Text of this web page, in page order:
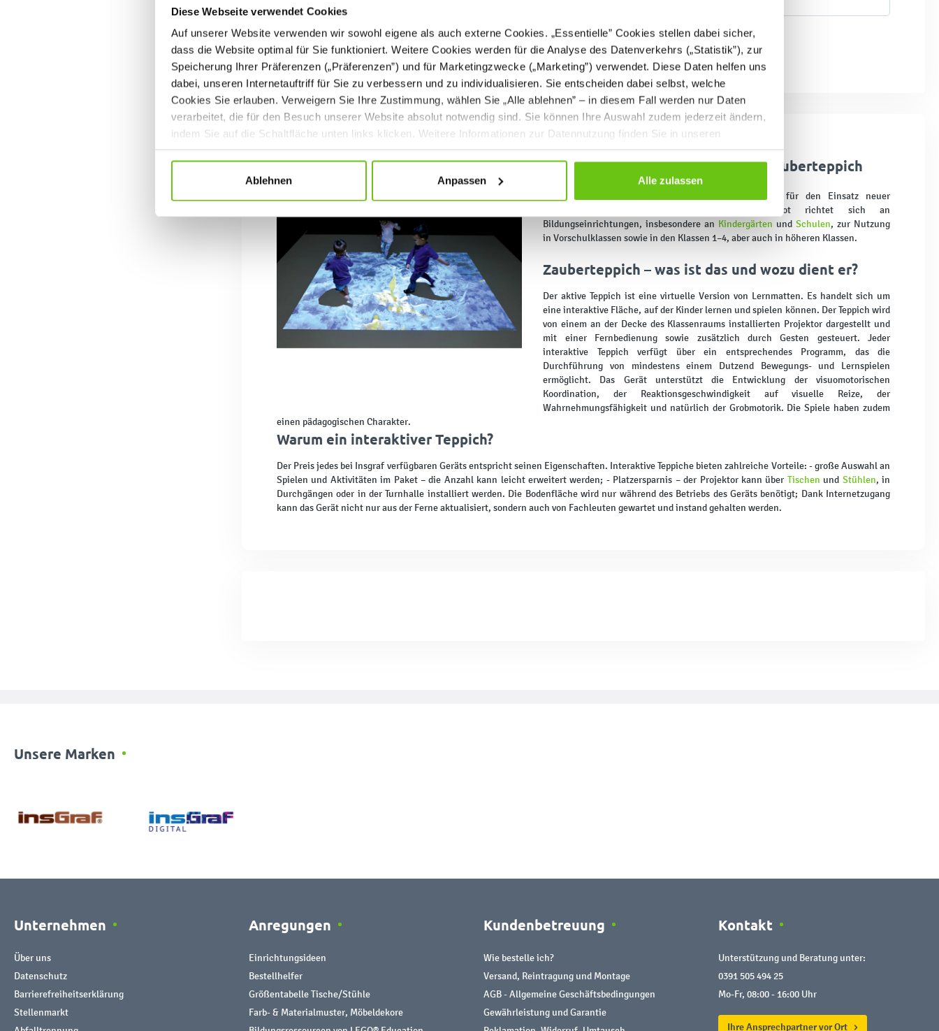
Diese Webseite verwendet Cookies
Auf unserer Website verwenden wir sowohl eigene als auch externe Cookies. „Essentielle” Cookies stellen dabei sicher,
dass die Website optimal für Sie funktioniert. Weitere Cookies werden für die Analyse des Datenverkehrs („Statistik”), zur
Speicherung Ihrer Präferenzen („Präferenzen”) und für Marketingzwecke („Marketing”) verwendet. Diese Daten helfen uns
dabei, unseren Internetauftriff für Sie zu verbessern und zu individualisieren. Sie entscheiden dabei selbst, welche
Cookies Sie erlauben. Verweigern Sie Ihre Zustimmung, wählen Sie „Alle ablehnen” – in diesem Fall werden nur Daten
verarbeitet, die für den Besuch unserer Website absolut notwendig sind. Sie können Ihre Auswahl zudem jederzeit ändern,
indem Sie auf die Schaltfläche unten links klicken. Weitere Informationen zur Datennutzung finden Sie in unseren
Datenschutzrichtlinien.
Ablehnen Anpassen Alle zulassen
Interaktiver Teppich für Kinder – Zauberteppich
Der interaktive Teppich für Kinder ist ein Beispiel für den Einsatz neuer
Technologien zu Bildungszwecken. Das Angebot richtet sich an
Bildungseinrichtungen, insbesondere an Kindergärten undSchulen, zur Nutzung
in Vorschulklassen sowie in den Klassen 1–4, aber auch in höheren Klassen.
Zauberteppich – was ist das und wozu dient er?
Der aktive Teppich ist eine virtuelle Version von Lernmatten. Es handelt sich um
eine interaktive Fläche, auf der Kinder lernen und spielen können. Der Teppich wird
von einem an der Decke des Klassenraums installierten Projektor dargestellt und
mit einer Fernbedienung sowie zusätzlich durch Gesten gesteuert. Jeder
interaktive Teppich verfügt über ein entsprechendes Programm, das die
Durchführung von mindestens einem Dutzend Bewegungs- und Lernspielen
ermöglicht. Das Gerät unterstützt die Entwicklung der visuomotorischen
Koordination, der Reaktionsgeschwindigkeit auf visuelle Reize, der
Wahrnehmungsfähigkeit und natürlich der Grobmotorik. Die Spiele haben zudem
einen pädagogischen Charakter.
Warum ein interaktiver Teppich?
Der Preis jedes bei Insgraf verfügbaren Geräts entspricht seinen Eigenschaften. Interaktive Teppiche bieten zahlreiche Vorteile: - große Auswahl an
Spielen und Aktivitäten im Paket – die Anzahl kann leicht erweitert werden; - Platzersparnis – der Projektor kann über Tischen und Stühlen, in
Durchgängen oder in der Turnhalle installiert werden. Die Bodenfläche wird nur während des Betriebs des Geräts benötigt; Dank Internetzugang
kann das Gerät nicht nur aus der Ferne aktualisiert, sondern auch von Fachleuten gewartet und instand gehalten werden.
Unsere Marken
Unternehmen
Über uns
Datenschutz
Barrierefreiheitserklärung
Stellenmarkt
Anregungen
Einrichtungsideen
Bestellhelfer
Größentabelle Tische/Stühle
Farb- & Materialmuster, Möbeldekore
Kundenbetreuung
Wie bestelle ich?
Versand, Reintragung und Montage
AGB - Allgemeine Geschäftsbedingungen
Gewährleistung und Garantie
Kontakt
Unterstützung und Beratung unter:
0391 505 494 25
Mo-Fr, 08:00 - 16:00 Uhr
Ihre Ansprechpartner vor Ort